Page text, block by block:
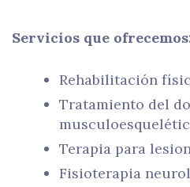
Servicios que
Rehabilitación
Tratamiento del
Terapia para
Fisioterapia